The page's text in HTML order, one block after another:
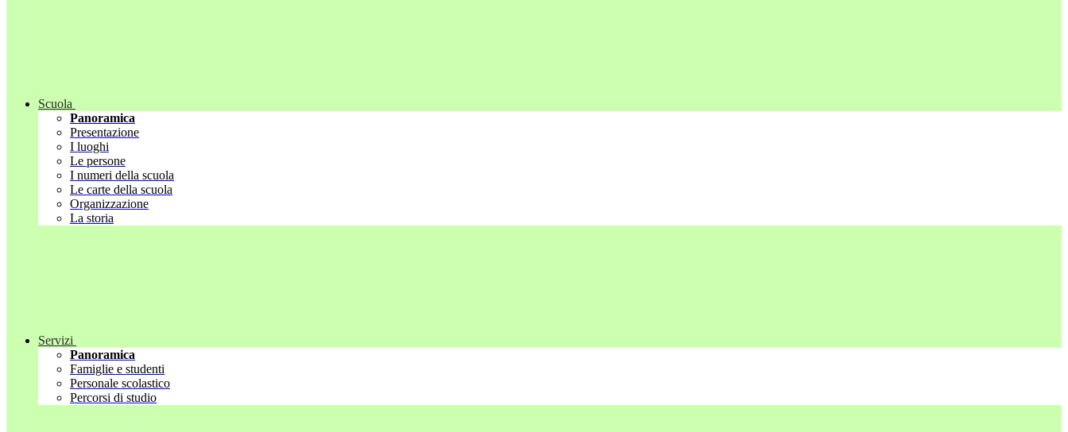
Scuola
Panoramica
Presentazione
I luoghi
Le persone
I numeri della scuola
Le carte della scuola
Organizzazione
La storia
Servizi
Panoramica
Famiglie e studenti
Personale scolastico
Percorsi di studio